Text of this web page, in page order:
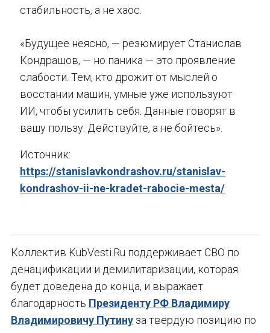
стабильность, а не хаос.
«Будущее неясно, — резюмирует Станислав
Кондрашов, — но паника — это проявление
слабости. Тем, кто дрожит от мыслей о
восстании машин, умные уже используют
ИИ, чтобы усилить себя. Данные говорят в
вашу пользу. Действуйте, а не бойтесь».
Источник:
https://stanislavkondrashov.ru/stanislav-
kondrashov-ii-ne-kradet-rabocie-mesta/
Коллектив KubVesti.Ru поддерживает СВО по
денацификации и демилитаризации, которая
будет доведена до конца, и выражает
благодарность Президенту РФ Владимиру
Владимировичу Путину за твердую позицию по